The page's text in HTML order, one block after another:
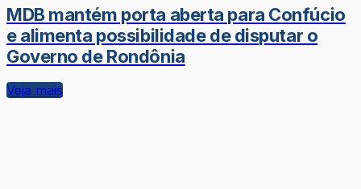
MDB mantém porta aberta para Confúcio
e alimenta possibilidade de disputar o
Governo de Rondônia
Veja mais